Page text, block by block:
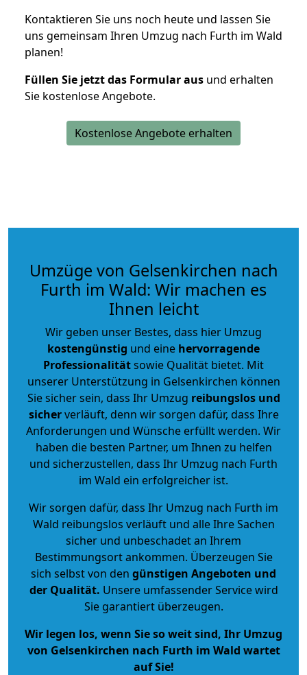
Kontaktieren Sie uns noch heute und lassen Sie
uns gemeinsam Ihren Umzug nach Furth im Wald
planen!
Füllen Sie jetzt das Formular aus und erhalten
Sie kostenlose Angebote.
Kostenlose Angebote erhalten
Umzüge von Gelsenkirchen nach
Furth im Wald: Wir machen es
Ihnen leicht
Wir geben unser Bestes, dass hier Umzug
kostengünstig und eine hervorragende
Professionalitätsowie Qualität bietet. Mit
unserer Unterstützung in Gelsenkirchen können
Sie sicher sein, dass Ihr Umzug reibungslos und
sicherverläuft, denn wir sorgen dafür, dass Ihre
Anforderungen und Wünsche erfüllt werden. Wir
haben die besten Partner, um Ihnen zu helfen
und sicherzustellen, dass Ihr Umzug nach Furth
im Wald ein erfolgreicher ist.
Wir sorgen dafür, dass Ihr Umzug nach Furth im
Wald reibungslos verläuft und alle Ihre Sachen
sicher und unbeschadet an Ihrem
Bestimmungsort ankommen. Überzeugen Sie
sich selbst von den günstigen Angeboten und
der Qualität. Unsere umfassender Service wird
Sie garantiert überzeugen.
Wir legen los, wenn Sie so weit sind, Ihr Umzug
von Gelsenkirchen nach Furth im Wald wartet
auf Sie!